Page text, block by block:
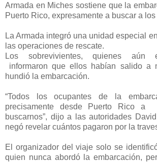
Armada en Miches sostiene que la
Puerto Rico, expresamente a buscar a
La Armada integró una unidad especial
las operaciones de rescate.
Los sobrevivientes, quienes aún
informaron que ellos habían salido a
hundió la embarcación.
“Todos los ocupantes de la
precisamente desde Puerto Rico
buscarnos”, dijo a las autoridades
negó revelar cuántos pagaron por la
El organizador del viaje solo se
quien nunca abordó la embarcación,